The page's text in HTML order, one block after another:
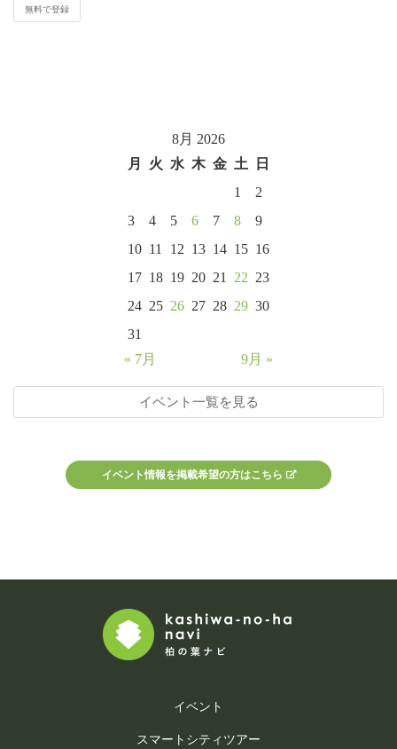
8月 2026
月
火 水 木 金 土
日
1
2
3
4 5 6 7 8
9
10 11 12 13 14 15 16
17 18 19 20 21 22 23
24 25 26 27 28 29 30
31
« 7月
9月 »
イベント一覧を見る
イベント情報を掲載希望の方はこちら
イベント
スマートシティツアー